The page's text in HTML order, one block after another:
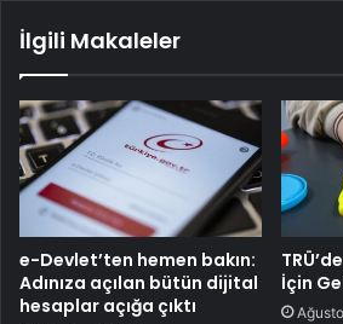
İlgili Makaleler
e-Devlet’ten hemen bakın:
Adınıza açılan bütün dijital
hesaplar açığa çıktı
İçin